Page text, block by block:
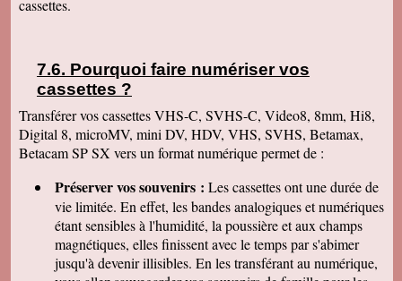
Villalier • Ventenac-Cabardès • Pieusse •
Villeneuve-Minervois • Berriac • Mas-Saintes-
Puelles • Fanjeaux • Pomas • Saissac • Cruscades
• Cuxac-Cabardès • Villesèquelande • Conilhac-
Corbières • Caves •
cassettes.
Pourquoi faire numériser vos
cassettes ?
Transférer vos cassettes VHS-C, SVHS-C, Video8, 8mm, Hi8,
Digital 8, microMV, mini DV, HDV, VHS, SVHS, Betamax,
Betacam SP SX vers un format numérique permet de :
Préserver vos souvenirs : Les cassettes ont une durée de
vie limitée. En effet, les bandes analogiques et numériques
étant sensibles à l'humidité, la poussière et aux champs
magnétiques, elles finissent avec le temps par s'abimer
jusqu'à devenir illisibles. En lestransférant au numérique,